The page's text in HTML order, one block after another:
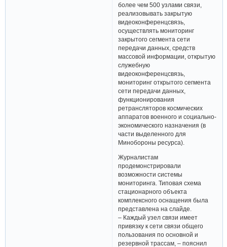
более чем 500 узлами связи,
реализовывать закрытую
видеоконференцсвязь,
осуществлять мониторинг
закрытого сегмента сети
передачи данных, средств
массовой информации, открытую
служебную
видеоконференцсвязь,
мониторинг открытого сегмента
сети передачи данных,
функционирования
ретрансляторов космических
аппаратов военного и социально-
экономического назначения (в
части выделенного для
Минобороны ресурса).
Журналистам
продемонстрировали
возможности системы
мониторинга. Типовая схема
стационарного объекта
комплексного оснащения была
представлена на слайде.
– Каждый узел связи имеет
привязку к сети связи общего
пользования по основной и
резервной трассам, – пояснил